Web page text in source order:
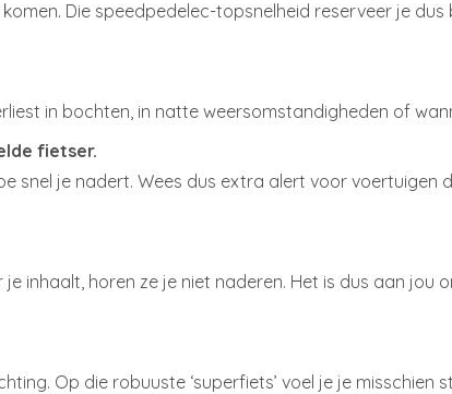
Die speedpedelec-topsnelheid reserveer je
in bochten, in natte weersomstandigheden of
fietser.
snel je nadert. Wees dus extra alert voor
inhaalt, horen ze je niet naderen. Het is dus aan jou
Op die robuuste ‘superfiets’ voel je je misschien